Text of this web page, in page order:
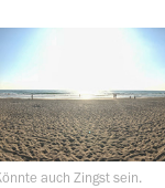
auch Zingst sein.